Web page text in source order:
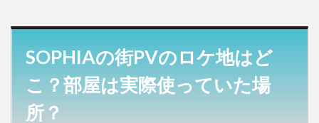
SOPHIAの街PVのロケ地はど
こ？部屋は実際使っていた場
所？